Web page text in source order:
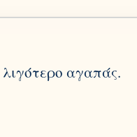
λιγότερο αγαπάς.